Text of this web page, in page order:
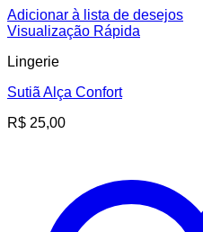
Adicionar à lista de desejos
Visualização Rápida
Lingerie
Sutiã Alça Confort
R$ 25,00